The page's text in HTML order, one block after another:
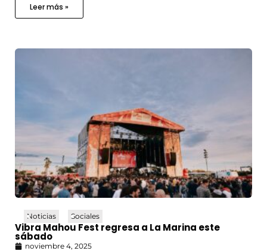
Leer más »
Noticias Sociales
Vibra Mahou Fest regresa a La Marina este
sábado
noviembre 4, 2025